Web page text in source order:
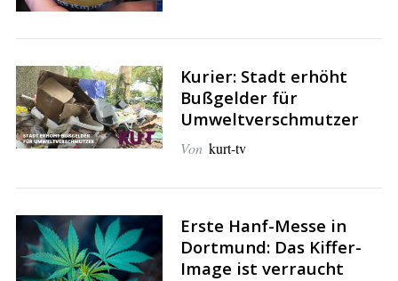
Kurier: Stadt erhöht
Bußgelder für
Umweltverschmutzer
Von kurt-tv
Erste Hanf-Messe in
Dortmund: Das Kiffer-
Image ist verraucht
e
a
r
c
h
o
r
: